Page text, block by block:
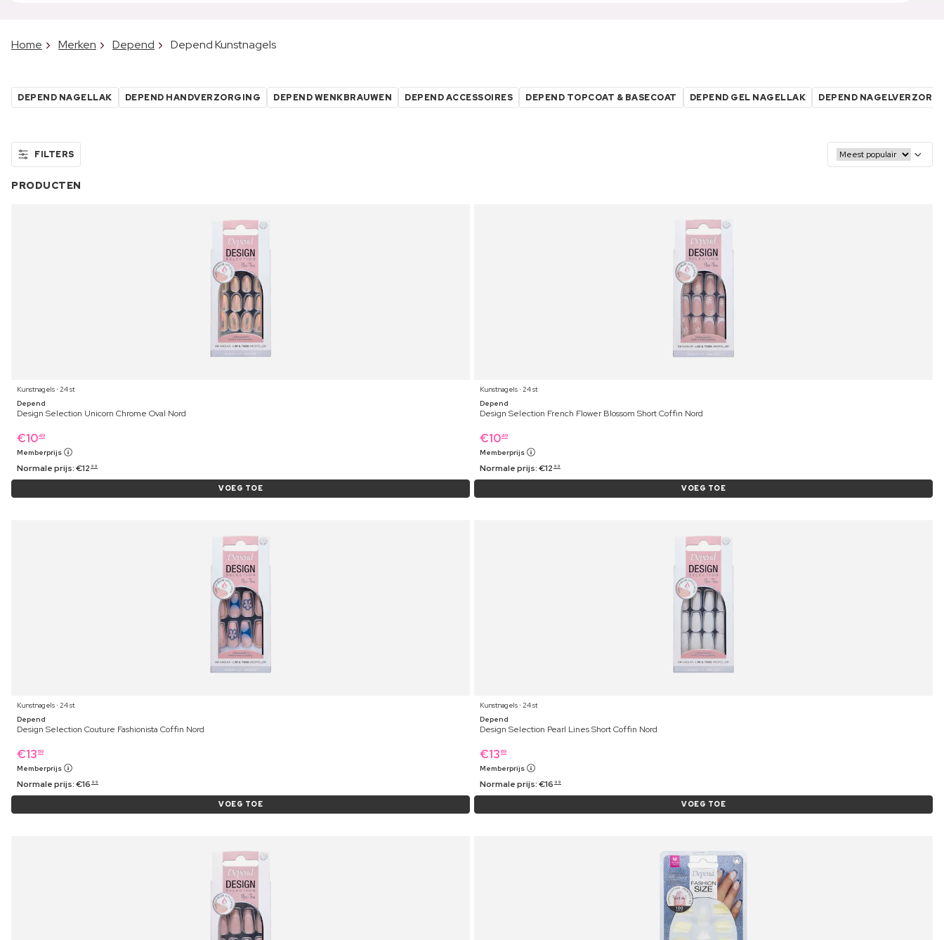
Home Merken Depend Depend Kunstnagels
DEPEND NAGELLAK DEPEND HANDVERZORGING DEPEND WENKBRAUWEN DEPEND ACCESSOIRES DEPEND TOPCOAT & BASECOAT DEPEND GEL NAGELLAK DEPEND
FILTERS
PRODUCTEN
Kunstnagels ⋅ 24 st
Depend
Design Selection Unicorn Chrome Oval Nord
€1049
Memberprijs
Normale prijs:€12 99
VOEG TOE
Kunstnagels ⋅ 24 st
Depend
Design Selection French Flower Blossom Short Coffin Nord
€1049
Memberprijs
Normale prijs:€12 99
VOEG TOE
Kunstnagels ⋅ 24 st
Depend
Design Selection Couture Fashionista Coffin Nord
€13 69
Memberprijs
Normale prijs:€16 99
VOEG TOE
Kunstnagels ⋅ 24 st
Depend
Design Selection Pearl Lines Short Coffin Nord
€13 69
Memberprijs
Normale prijs:€16 99
VOEG TOE